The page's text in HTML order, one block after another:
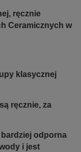
ręcznie
Ceramicznych w
klasycznej
ręcznie, za
odporna
i jest